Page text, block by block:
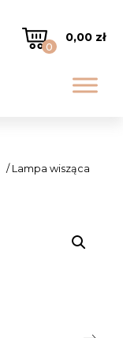
0
0,00 zł
/ Lampa wisząca